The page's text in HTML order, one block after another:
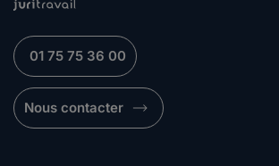
01 75 75 36 00
Nous contacter